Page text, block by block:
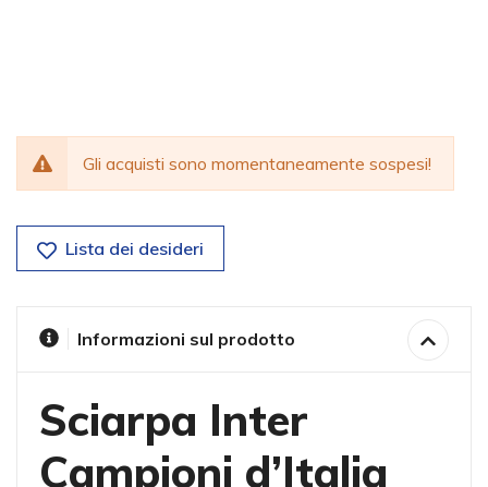
Gli acquisti sono momentaneamente sospesi!
Lista dei desideri
Informazioni sul prodotto
Sciarpa Inter
Campioni d’Italia